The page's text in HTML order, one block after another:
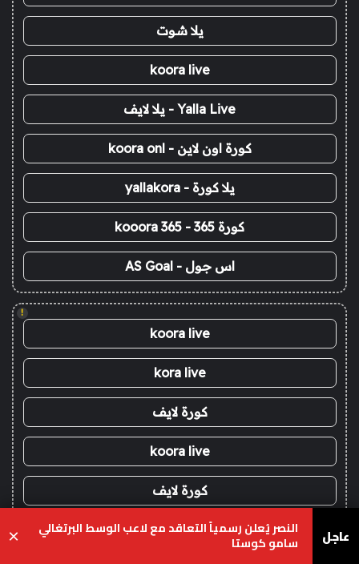
يلا شوت
koora live
Yalla Live - يلا لايف
كورة اون لاين - koora onl
يلا كورة - yallakora
كورة 365 - kooora 365
اس جول - AS Goal
!
koora live
kora live
كورة لايف
koora live
كورة لايف
koora live عاجل النصر يُعلن رسمياً التعاقد مع لاعب الوسط البرتغالي
سامو كوستا ×